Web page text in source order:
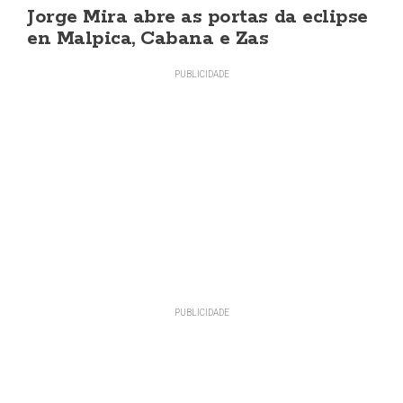
Jorge Mira abre as portas da eclipse
en Malpica, Cabana e Zas